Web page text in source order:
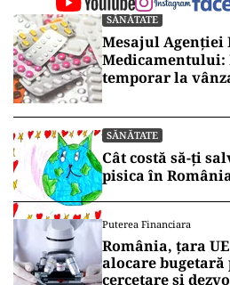
SĂNĂTATE
Mesajul Agenției
Medicamentului:
temporar la
SĂNĂTATE
Cât costă să-ți
pisica în
Puterea Financiara
România, țara
alocare
cercetare și